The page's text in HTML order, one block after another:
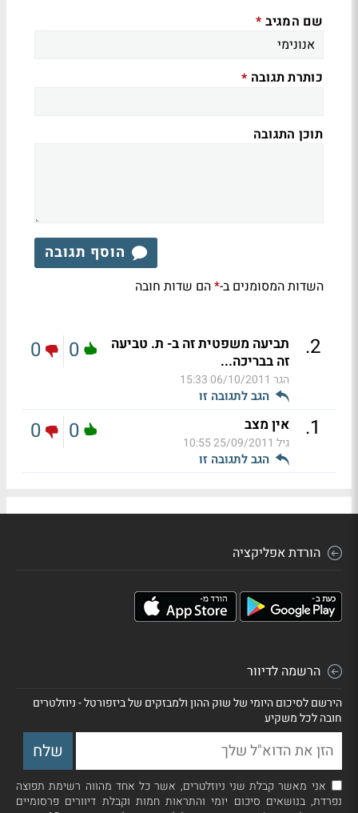
שם המגיב *
כותרת תגובה *
תוכן התגובה
הוסף תגובה
השדות המסומנים ב-*הם שדות חובה
2
.
תביעה משפטית זה ב- ת. טביעה
זה בבריכה...
הגר 06/10/2011 15:33
הגב לתגובה זו
0
0
1
. אין מצב
גיל 25/09/2011 10:55
הגב לתגובה זו
0
0
הורדת אפליקציה
הרשמה לדיוור
הירשם לסיכום היומי של שוק ההון ולמבזקים של ביזפורטל - ניוזלטרים
חובה לכל משקיע
אני מאשר קבלת שני ניוזלטרים, אשר כל אחד מהווה רשימת תפוצה
נפרדת, בנושאים סיכום יומי והתראות חמות וקבלת דיוורים פרסומיים